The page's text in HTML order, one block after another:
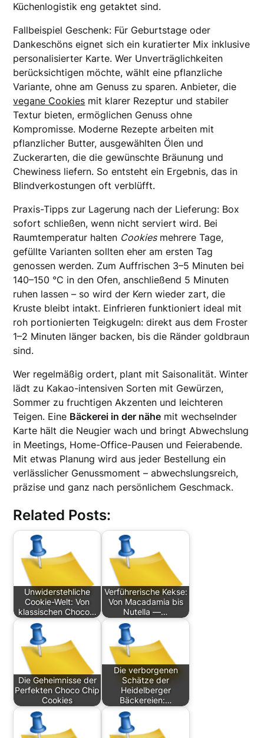
Küchenlogistik eng getaktet sind.
Fallbeispiel Geschenk: Für Geburtstage oder
Dankeschöns eignet sich ein kuratierter Mix inklusive
personalisierter Karte. Wer Unverträglichkeiten
berücksichtigen möchte, wählt eine pflanzliche
Variante, ohne am Genuss zu sparen. Anbieter, die
vegane Cookies mit klarer Rezeptur und stabiler
Textur bieten, ermöglichen Genuss ohne
Kompromisse. Moderne Rezepte arbeiten mit
pflanzlicher Butter, ausgewählten Ölen und
Zuckerarten, die die gewünschte Bräunung und
Chewiness liefern. So entsteht ein Ergebnis, das in
Blindverkostungen oft verblüfft.
Praxis-Tipps zur Lagerung nach der Lieferung: Box
sofort schließen, wenn nicht serviert wird. Bei
Raumtemperatur halten Cookiesmehrere Tage,
gefüllte Varianten sollten eher am ersten Tag
genossen werden. Zum Auffrischen 3–5 Minuten bei
140–150 °C in den Ofen, anschließend 5 Minuten
ruhen lassen – so wird der Kern wieder zart, die
Kruste bleibt intakt. Einfrieren funktioniert ideal mit
roh portionierten Teigkugeln: direkt aus dem Froster
1–2 Minuten länger backen, bis die Ränder goldbraun
sind.
Wer regelmäßig ordert, plant mit Saisonalität. Winter
lädt zu Kakao-intensiven Sorten mit Gewürzen,
Sommer zu fruchtigen Akzenten und leichteren
Teigen. Eine Bäckerei in der nähe mit wechselnder
Karte hält die Neugier wach und bringt Abwechslung
in Meetings, Home-Office-Pausen und Feierabende.
Mit etwas Planung wird aus jeder Bestellung ein
verlässlicher Genussmoment – abwechslungsreich,
präzise und ganz nach persönlichem Geschmack.
Related Posts:
Unwiderstehliche
Cookie-Welt: Von
klassischen Choco…
Verführerische Kekse:
Von Macadamia bis
Nutella —…
Die Geheimnisse der
Perfekten Choco Chip
Cookies
Die verborgenen
Schätze der
Heidelberger
Bäckereien:…